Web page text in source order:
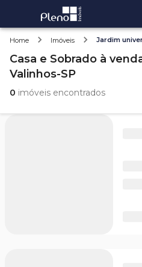
Home Imóveis Jardim
Casa e Sobrado à
Valinhos-SP
0 imóveis encontrados